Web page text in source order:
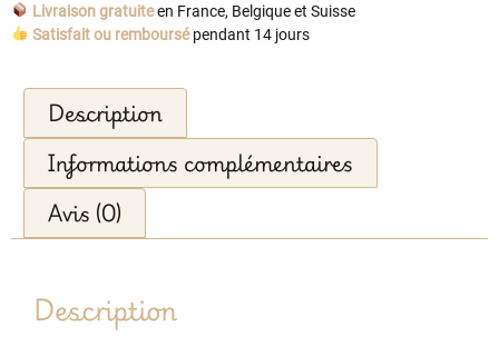
Livraison gratuiteen France, Belgique et Suisse
Satisfait ou remboursépendant 14 jours
Description
Informations complémentaires
Avis (0)
Description